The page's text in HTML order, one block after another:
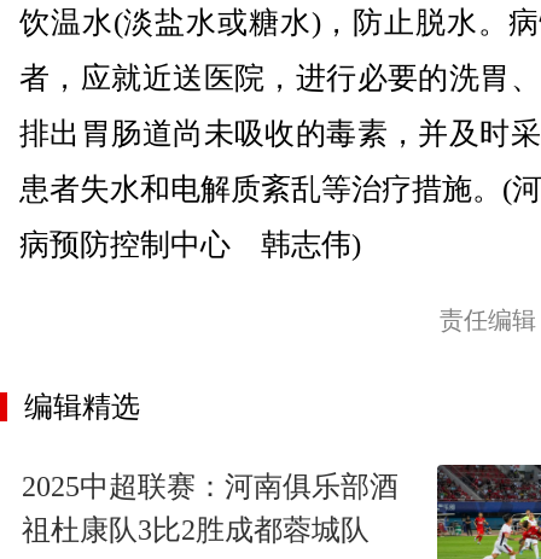
饮温水(淡盐水或糖水)，防止脱水。
者，应就近送医院，进行必要的洗胃
排出胃肠道尚未吸收的毒素，并及时
患者失水和电解质紊乱等治疗措施。(
病预防控制中心 韩志伟)
责任编
编辑精选
2025中超联赛：河南俱乐部酒
祖杜康队3比2胜成都蓉城队